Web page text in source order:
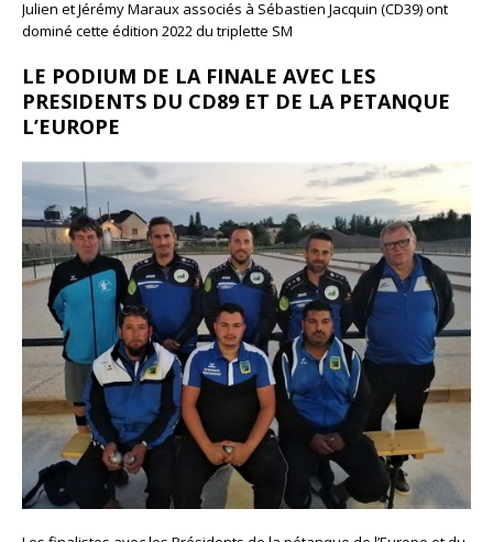
Julien et Jérémy Maraux associés à Sébastien Jacquin (CD39) ont
dominé cette édition 2022 du triplette SM
LE PODIUM DE LA FINALE AVEC LES
PRESIDENTS DU CD89 ET DE LA PETANQUE
L’EUROPE